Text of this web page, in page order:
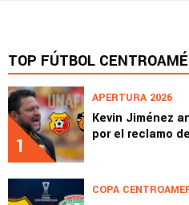
TOP FÚTBOL
1
APERTURA 2026
Kevin Jiménez
por el reclamo
COPA